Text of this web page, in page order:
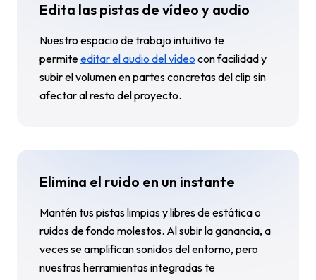
Edita las pistas de vídeo y audio
Nuestro espacio de trabajo intuitivo te
permiteeditar el audio del vídeo con facilidad y
subir el volumen en partes concretas del clip sin
afectar al resto del proyecto.
Elimina el ruido en un instante
Mantén tus pistas limpias y libres de estática o
ruidos de fondo molestos. Al subir la ganancia, a
veces se amplifican sonidos del entorno, pero
nuestras herramientas integradas te